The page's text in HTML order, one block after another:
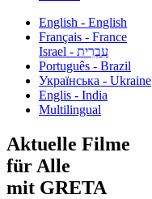
English - English
Français - France
עִבְרִית - Israel
Português - Brazil
Українська - Ukraine
Englis - India
Multilingual
Aktuelle Filme
für Alle
mit GRETA